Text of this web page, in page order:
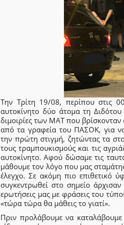
Την Τρίτη 19/08, περίπου στις
αυτοκίνητο δύο άτομα τη
διμοιρίες των ΜΑΤ που
από τα γραφεία του ΠΑΣΟΚ, για
την πρώτη στιγμή, ζητώντας τα
τους τραμπουκισμούς και τις
αυτοκίνητο. Αφού δώσαμε τις
μάθουμε τον λόγο που μας
έλεγχο. Σε ακόμη πιο επιθετικό
συγκεντρωθεί στο σημείο
ερωτήσεις μας με φράσεις του
«τώρα τώρα θα μάθεις το γιατί».
Πριν προλάβουμε να καταλάβουμε